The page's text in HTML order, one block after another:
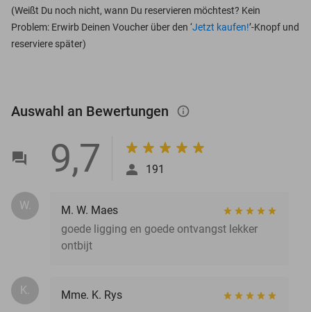
(Weißt Du noch nicht, wann Du reservieren möchtest? Kein
Problem: Erwirb Deinen Voucher über den ‘Jetzt kaufen!’-Knopf und
reserviere später)
Auswahl an Bewertungen info_outlined
9,7 191
W.
M. W. Maes
goede ligging en goede ontvangst lekker
ontbijt
K. Mme. K. Rys